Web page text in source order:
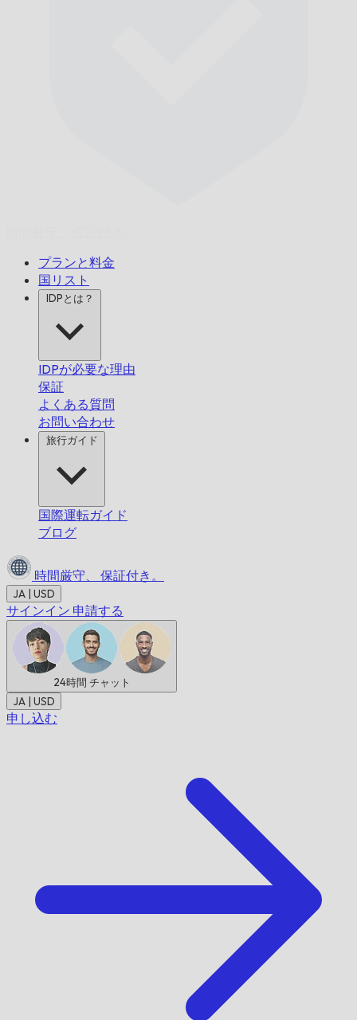
プランと料金
国リスト
IDPとは？
IDPが必要な理由
保証
よくある質問
お問い合わせ
旅行ガイド
国際運転ガイド
ブログ
時間厳守、 保証付き。
JA | USD
サインイン 申請する
24時間 チャット
JA | USD
申し込む